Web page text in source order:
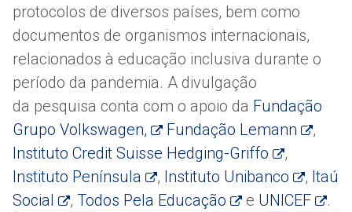
protocolos de diversos países, bem como
documentos de organismos internacionais,
relacionados à educação inclusiva durante o
período da pandemia. A divulgação
da pesquisa conta com o apoio da Fundação
Grupo Volkswagen,
Fundação Lemann
,
Instituto Credit Suisse Hedging-Griffo
,
Instituto Península
, Instituto Unibanco , Itaú
Social
, Todos Pela Educação e UNICEF .